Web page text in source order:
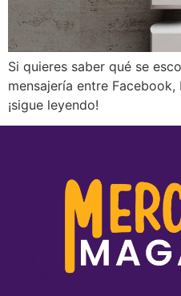
Si quieres saber qué se
mensajería entre
¡sigue leyendo!